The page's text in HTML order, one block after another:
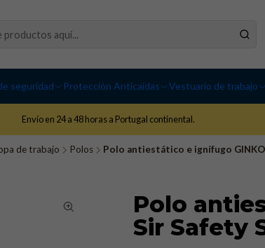
seguridad Protección Anticaídas Vestuario de trabajo
Envío en 24 a 48 horas a Portugal continental.
de trabajo Polos Polo antiestático e ignífugo
Polo
Sir Safety